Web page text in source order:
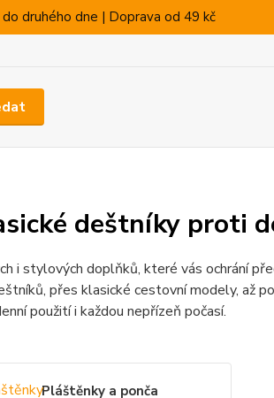
druhého dne | Doprava od 49 kč
deštníky proti
i stylových doplňků, které vás ochrání
přes klasické cestovní modely, až
použití i každou nepřízeň počasí.
Pláštěnky a ponča